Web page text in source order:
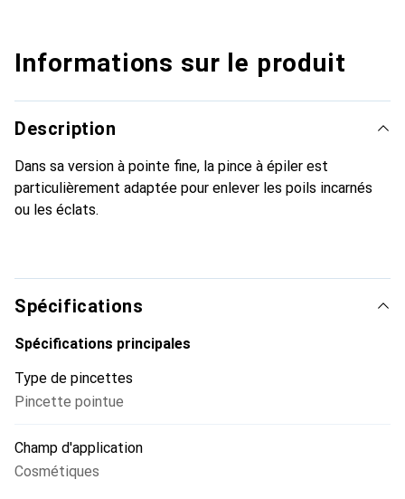
Informations sur le produit
Description
Dans sa version à pointe fine, la pince à épiler est
particulièrement adaptée pour enlever les poils incarnés
ou les éclats.
Spécifications
Spécifications principales
Type de pincettes
Pincette pointue
Champ d'application
Cosmétiques